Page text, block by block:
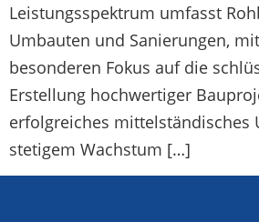
Leistungsspektrum umfasst
Umbauten und Sanierungen,
besonderen Fokus auf die
Erstellung hochwertiger
erfolgreiches mittelständisches
stetigem Wachstum […]